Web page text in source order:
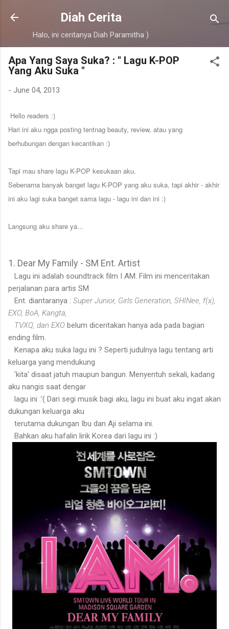
Skip to main content
Diah Cerita
Halo, ini ceritanya Diah Paramitha )
Apa Yang Saya Suka? : " Lagu K-POP
Yang Aku Suka "
- June 04, 2013
Hello readers :)
Hari ini aku ngga posting tentnag beauty, review, atau yang
berhubungan dengan kecantikan :)
Tapi mau share lagu K-POP kesukaan aku.
Sebenarna banyak banget lagu K-POP yang aku suka, tapi akhir - akhir
ini aku lagi suka banget sama lagu - lagu ini dan ini :)
Langsung aku share ya...
1. Dear My Family - SM Ent. Artist
Lagu ini adalah soundtrack film I AM. Film ini menceritakan
perjalanan para artis SM
Ent. diantaranya : Super Junior, Girls Generation, SHINee, f(x),
EXO, BoA, Kangta,
TVXQ, dan EXO belum diceritakan hanya ada pada bagian
ending film.
Kenapa aku suka lagu ini ? Seperti judulnya lagu tentang arti
keluarga yang mendukung
'kita' disaat jatuh maupun bangun. Menyentuh sekali, kadang
aku nangis saat dengar
lagu ini :'( Dari segi musik bagi aku, lagu ini buat aku ingat akan
dukungan keluarga aku
terutama dukungan Ibu dan Aji selama ini.
Bahkan aku hafalin lirik Korea dari lagu ini :)